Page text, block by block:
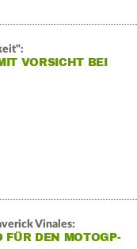
VORSICHT BEI
Vinales:
FÜR DEN MOTOGP-